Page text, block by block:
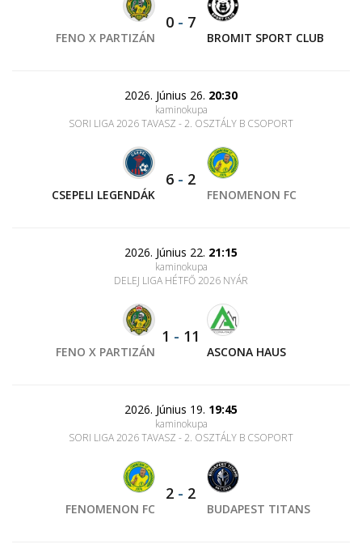
FENO X PARTIZÁN
0 - 7
BROMIT SPORT CLUB
2026. Június 26. 20:30
kaminokupa
SORI LIGA 2026 TAVASZ - 2. OSZTÁLY B CSOPORT
CSEPELI LEGENDÁK
6 - 2
FENOMENON FC
2026. Június 22. 21:15
kaminokupa
DELEJ LIGA HÉTFŐ 2026 NYÁR
FENO X PARTIZÁN
1 - 11
ASCONA HAUS
2026. Június 19. 19:45
kaminokupa
SORI LIGA 2026 TAVASZ - 2. OSZTÁLY B CSOPORT
FENOMENON FC
2 - 2
BUDAPEST TITANS